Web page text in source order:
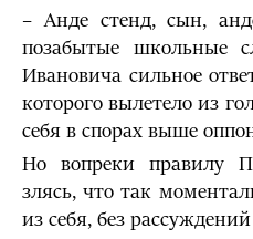
– Анде стенд, сын,
позабытые школьные
Ивановича сильное
которого вылетело из
себя в спорах выше
Но вопреки правилу
злясь, что так
из себя, без